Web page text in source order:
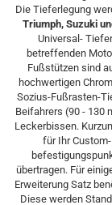
Die Tieferlegung
Triumph, Suzuki
Universal-
betreffenden
Fußstützen sind
hochwertigen
Sozius-Fußrasten-
Beifahrers (90 - 130
Leckerbissen.
für Ihr
übertragen. Für
Erweiterung Satz
Diese werden